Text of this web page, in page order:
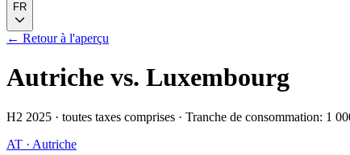
FR
← Retour à l'aperçu
Autriche vs. Luxembourg
H2 2025 · toutes taxes comprises · Tranche de consommation: 1
AT · Autriche